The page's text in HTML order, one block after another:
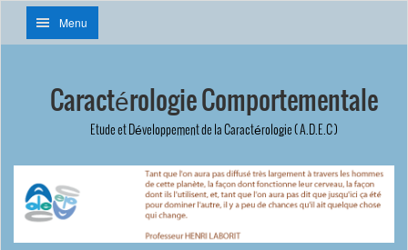
Menu
Caractérologie Comportementale
Etude et Développement de la Caractérologie ( A.D.E.C )